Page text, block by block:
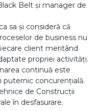
Belt și manager de
sa și consideră că
de business nu
client meritând
propriei activități.
continuă este
puternic concurențială.
de Construcții
în desfasurare.